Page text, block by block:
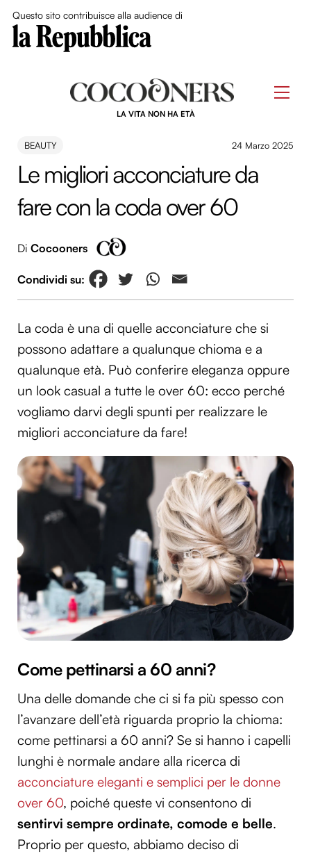
Questo sito contribuisce alla audience di
LA VITA NON HA ETÀ
BEAUTY 24 Marzo 2025
Le migliori acconciature da
fare con la coda over 60
Di Cocooners
La coda è una di quelle acconciature che si
possono adattare a qualunque chioma e a
qualunque età. Può conferire eleganza oppure
un look casual a tutte le over 60: ecco perché
vogliamo darvi degli spunti per realizzare le
migliori acconciature da fare!
Come pettinarsi a 60 anni?
Una delle domande che ci si fa più spesso con
l’avanzare dell’età riguarda proprio la chioma:
come pettinarsi a 60 anni? Se si hanno i capelli
lunghi è normale andare alla ricerca di
acconciature eleganti e semplici per le donne
over 60, poiché queste vi consentono di
sentirvi sempre ordinate, comode e belle.
Proprio per questo, abbiamo deciso di